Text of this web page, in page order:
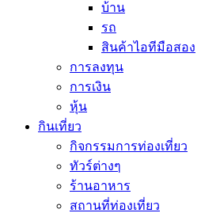
บ้าน
รถ
สินค้าไอทีมือสอง
การลงทุน
การเงิน
หุ้น
กินเที่ยว
กิจกรรมการท่องเที่ยว
ทัวร์ต่างๆ
ร้านอาหาร
สถานที่ท่องเที่ยว